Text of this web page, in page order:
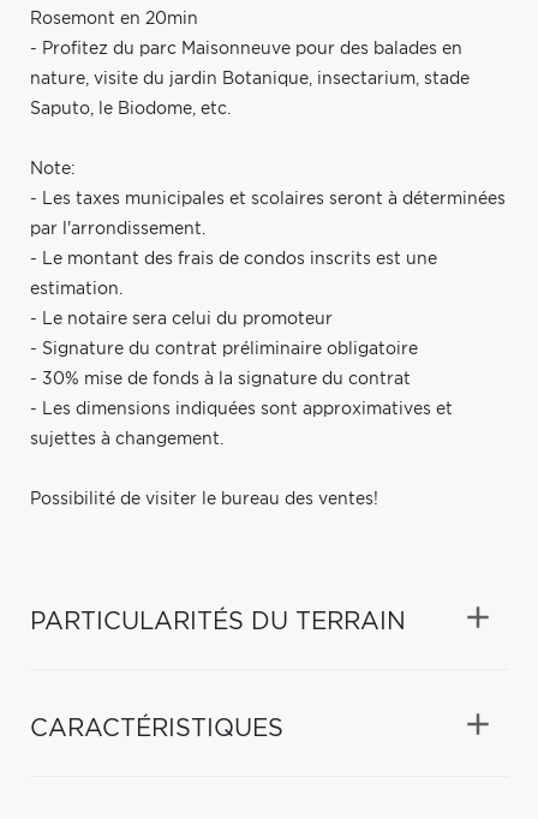
Rosemont en 20min
- Profitez du parc Maisonneuve pour des balades en
nature, visite du jardin Botanique, insectarium, stade
Saputo, le Biodome, etc.
Note:
- Les taxes municipales et scolaires seront à déterminées
par l'arrondissement.
- Le montant des frais de condos inscrits est une
estimation.
- Le notaire sera celui du promoteur
- Signature du contrat préliminaire obligatoire
- 30% mise de fonds à la signature du contrat
- Les dimensions indiquées sont approximatives et
sujettes à changement.
Possibilité de visiter le bureau des ventes!
PARTICULARITÉS DU TERRAIN
CARACTÉRISTIQUES